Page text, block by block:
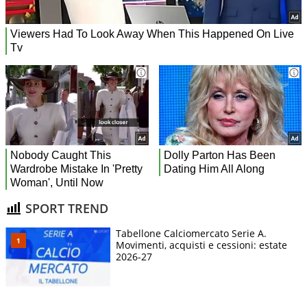
SPORT TREND
Tabellone Calciomercato Serie A.
Movimenti, acquisti e cessioni: estate
2026-27